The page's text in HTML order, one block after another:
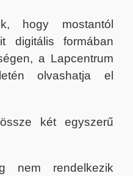
hogy mostantól
digitális formában
a Lapcentrum
olvashatja el
két egyszerű
nem rendelkezik